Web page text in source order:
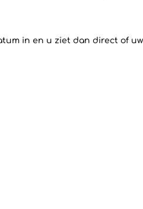
in en u ziet dan direct of